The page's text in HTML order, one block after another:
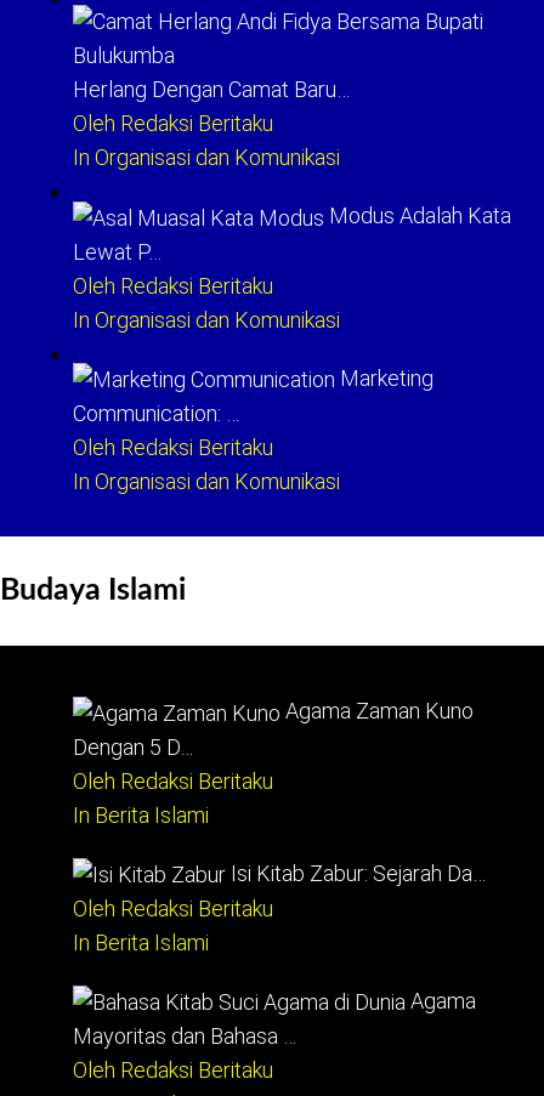
Herlang Dengan Camat Baru…
Oleh Redaksi Beritaku
In Organisasi dan Komunikasi
Modus Adalah Kata
Lewat P…
Oleh Redaksi Beritaku
In Organisasi dan Komunikasi
Marketing
Communication: …
Oleh Redaksi Beritaku
In Organisasi dan Komunikasi
Budaya Islami
Agama Zaman Kuno
Dengan 5 D…
Oleh Redaksi Beritaku
In Berita Islami
Isi Kitab Zabur: Sejarah Da…
Oleh Redaksi Beritaku
In Berita Islami
Agama
Mayoritas dan Bahasa …
Oleh Redaksi Beritaku